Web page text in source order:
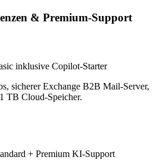
& Premium-Support
inklusive Copilot-Starter
sicherer Exchange B2B Mail-Server,
TB Cloud-Speicher.
+ Premium KI-Support